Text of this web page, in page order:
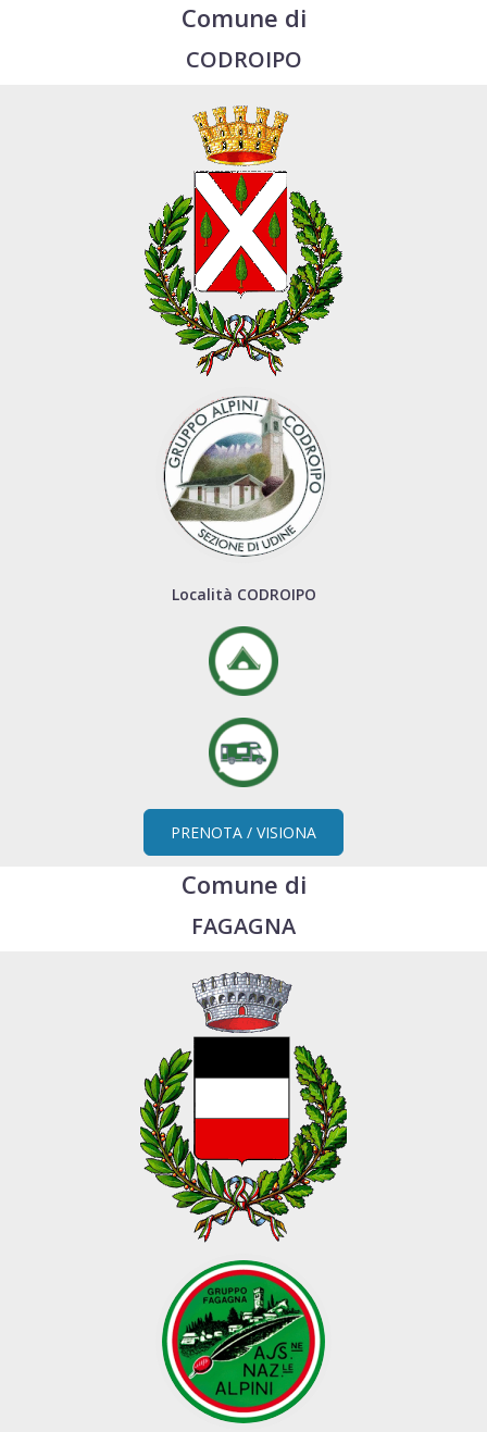
Comune di
CODROIPO
Località CODROIPO
PRENOTA / VISIONA
Comune di
FAGAGNA